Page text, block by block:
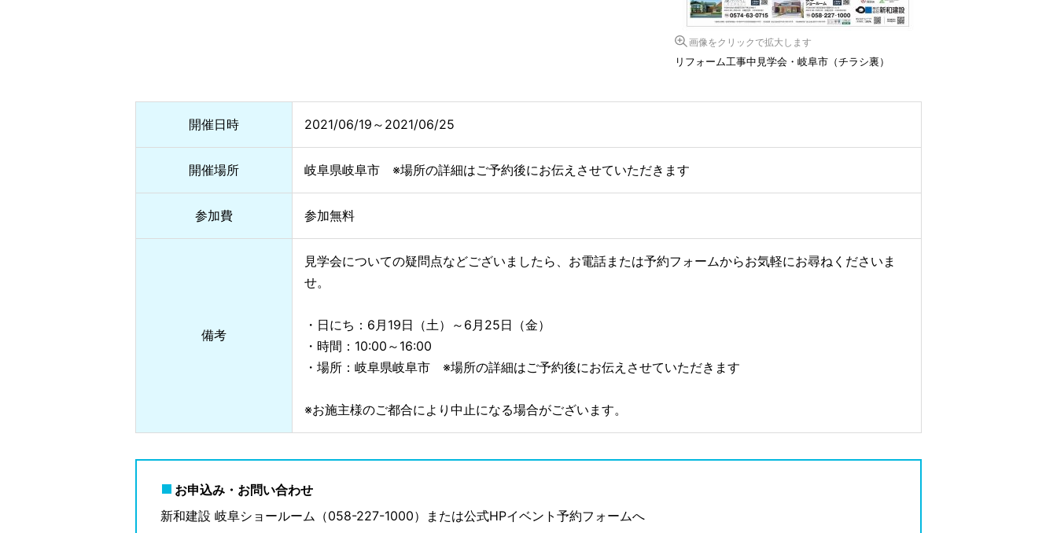
画像をクリックで拡大します
リフォーム工事中見学会・岐阜市（チラシ裏）
開催日時 2021/06/19～2021/06/25
開催場所 岐阜県岐阜市 ※場所の詳細はご予約後にお伝えさせていただきます
参加費 参加無料
備考
見学会についての疑問点などございましたら、お電話または予約フォームからお気軽にお尋ねくださいま
せ。
・日にち：6月19日（土）～6月25日（金）
・時間：10:00～16:00
・場所：岐阜県岐阜市 ※場所の詳細はご予約後にお伝えさせていただきます
※お施主様のご都合により中止になる場合がございます。
お申込み・お問い合わせ
新和建設 岐阜ショールーム（058-227-1000）または公式HPイベント予約フォームへ